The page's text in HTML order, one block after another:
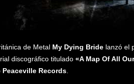
de Metal My Dying Bride lanzó el
discográfico titulado«A Map Of All
Peaceville Records.